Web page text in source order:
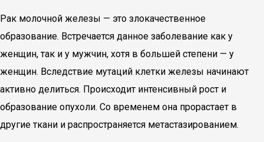
Рак молочной железы — это злокачественное
образование. Встречается данное заболевание как у
женщин, так и у мужчин, хотя в большей степени — у
женщин. Вследствие мутаций клетки железы начинают
активно делиться. Происходит интенсивный рост и
образование опухоли. Со временем она прорастает в
другие ткани и распространяется метастазированием.